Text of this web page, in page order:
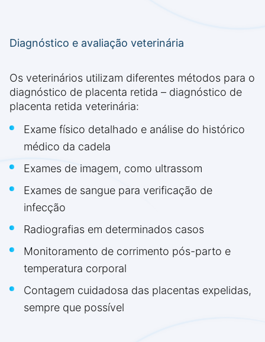
Diagnóstico e avaliação veterinária
Os veterinários utilizam diferentes métodos para o
diagnóstico de placenta retida – diagnóstico de
placenta retida veterinária:
Exame físico detalhado e análise do histórico
médico da cadela
Exames de imagem, como ultrassom
Exames de sangue para verificação de
infecção
Radiografias em determinados casos
Monitoramento de corrimento pós-parto e
temperatura corporal
Contagem cuidadosa das placentas expelidas,
sempre que possível